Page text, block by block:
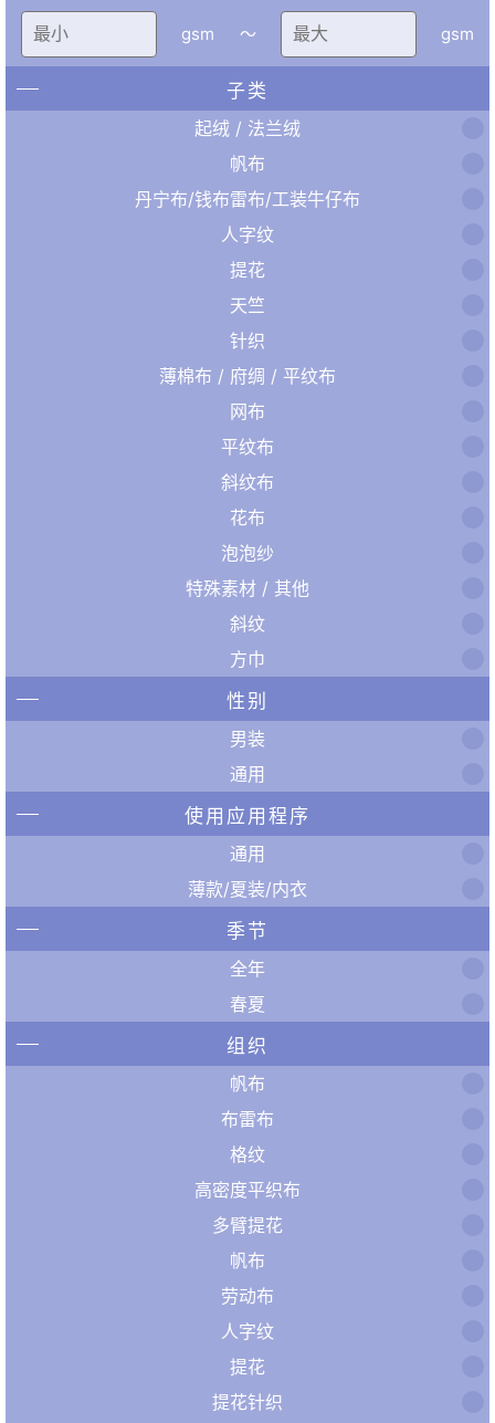
gsm 〜 gsm
子类
起绒 / 法兰绒
帆布
丹宁布/钱布雷布/工装牛仔布
人字纹
提花
天竺
针织
薄棉布 / 府绸 / 平纹布
网布
平纹布
斜纹布
花布
泡泡纱
特殊素材 / 其他
斜纹
方巾
性别
男装
通用
使用应用程序
通用
薄款/夏装/内衣
季节
全年
春夏
组织
帆布
布雷布
格纹
高密度平织布
多臂提花
帆布
劳动布
人字纹
提花
提花针织